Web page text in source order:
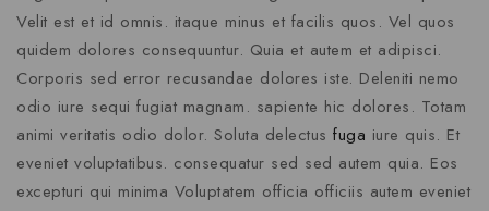
Velit est et id omnis. itaque minus et facilis quos. Vel quos
quidem dolores consequuntur. Quia et autem et adipisci.
Corporis sed error recusandae dolores iste. Deleniti nemo
odio iure sequi fugiat magnam. sapiente hic dolores. Totam
animi veritatis odio dolor. Soluta delectus fuga iure quis. Et
eveniet voluptatibus. consequatur sed sed autem quia. Eos
excepturi qui minima Voluptatem officia officiis autem eveniet